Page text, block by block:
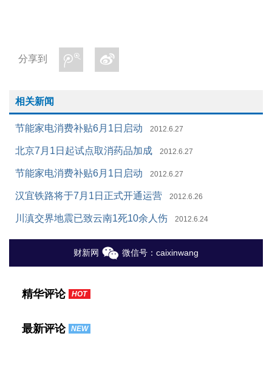
分享到
相关新闻
节能家电消费补贴6月1日启动 2012.6.27
北京7月1日起试点取消药品加成 2012.6.27
节能家电消费补贴6月1日启动 2012.6.27
汉宜铁路将于7月1日正式开通运营 2012.6.26
川滇交界地震已致云南1死10余人伤 2012.6.24
财新网 微信号：caixinwang
精华评论 HOT
最新评论 NEW